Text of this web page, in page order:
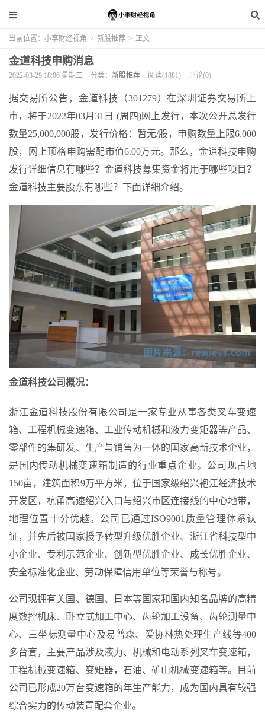
当前位置： 小李财经视角 > 新股推荐 > 正文
金道科技申购消息
2022-03-29 18:06 星期二 分类： 新股推荐 阅读(1881) 评论(0)
据交易所公告，金道科技（301279）在深圳证券交易所上
市，将于2022年03月31日 (周四)网上发行，本次公开总发行
数量25,000,000股，发行价格：暂无/股，申购数量上限6,000
股，网上顶格申购需配市值6.00万元。那么，金道科技申购
发行详细信息有哪些？金道科技募集资金将用于哪些项目？
金道科技主要股东有哪些？下面详细介绍。
金道科技公司概况：
浙江金道科技股份有限公司是一家专业从事各类叉车变速
箱、工程机械变速箱、工业传动机械和液力变矩器等产品、
零部件的集研发、生产与销售为一体的国家高新技术企业，
是国内传动机械变速箱制造的行业重点企业。公司现占地
150亩，建筑面积9万平方米，位于国家级绍兴袍江经济技术
开发区，杭甬高速绍兴入口与绍兴市区连接线的中心地带，
地理位置十分优越。公司已通过ISO9001质量管理体系认
证，并先后被国家授予转型升级优胜企业、浙江省科技型中
小企业、专利示范企业、创新型优胜企业、成长优胜企业、
安全标准化企业、劳动保障信用单位等荣誉与称号。
公司现拥有美国、德国、日本等国家和国内知名品牌的高精
度数控机床、卧立式加工中心、齿轮加工设备、齿轮测量中
心、三坐标测量中心及易普森、爱协林热处理生产线等400
多台套，主要产品涉及液力、机械和电动系列叉车变速箱，
工程机械变速箱、变矩器，石油、矿山机械变速箱等。目前
公司已形成20万台变速箱的年生产能力，成为国内具有较强
综合实力的传动装置配套企业。